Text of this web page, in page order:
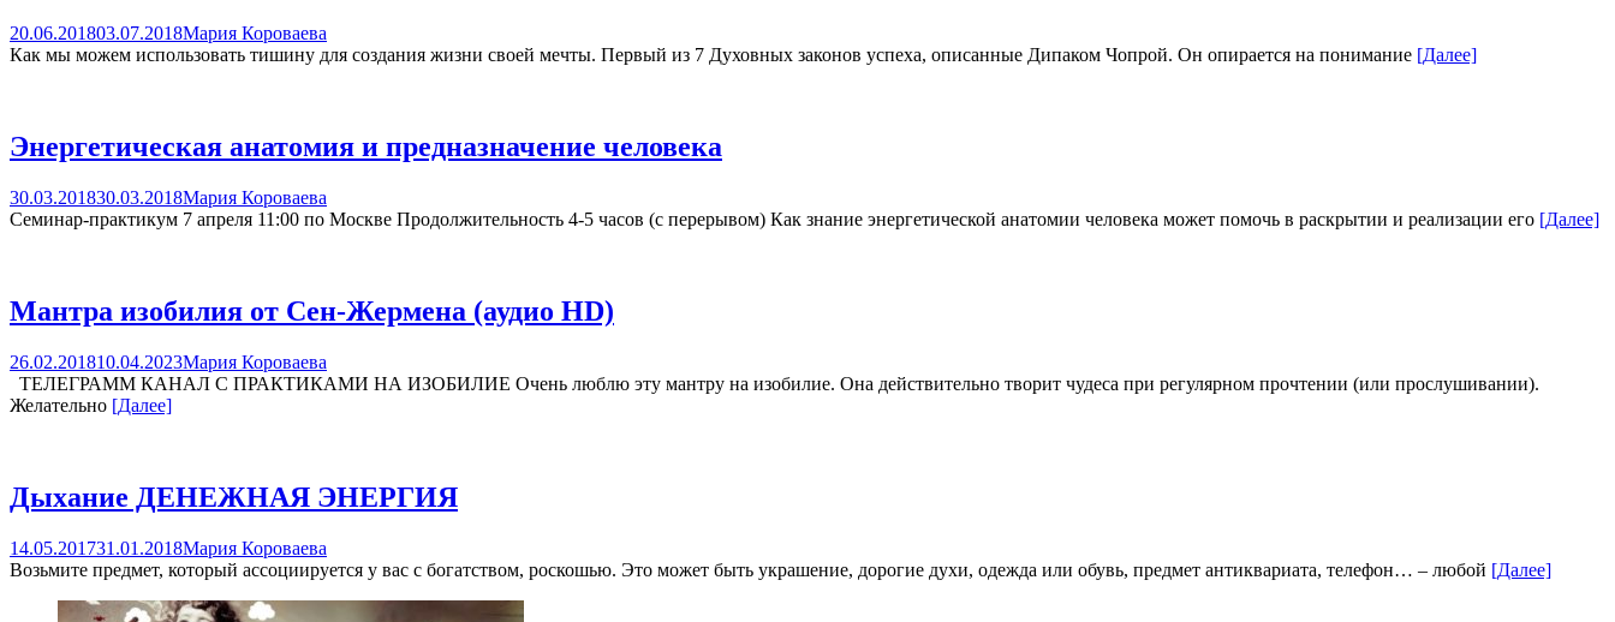
20.06.201803.07.2018Мария Короваева
Как мы можем использовать тишину для создания жизни своей мечты. Первый из 7 Духовных законов успеха, описанные Дипаком Чопрой. Он опирается на понимание [Далее]
Энергетическая анатомия и предназначение человека
30.03.201830.03.2018Мария Короваева
Семинар-практикум 7 апреля 11:00 по Москве Продолжительность 4-5 часов (с перерывом) Как знание энергетической анатомии человека может помочь в раскрытии и реализации его [Далее]
Мантра изобилия от Сен-Жермена (аудио HD)
26.02.201810.04.2023Мария Короваева
ТЕЛЕГРАММ КАНАЛ С ПРАКТИКАМИ НА ИЗОБИЛИЕ Очень люблю эту мантру на изобилие. Она действительно творит чудеса при регулярном прочтении (или прослушивании).
Желательно [Далее]
Дыхание ДЕНЕЖНАЯ ЭНЕРГИЯ
14.05.201731.01.2018Мария Короваева
Возьмите предмет, который ассоциируется у вас с богатством, роскошью. Это может быть украшение, дорогие духи, одежда или обувь, предмет антиквариата, телефон… – любой [Далее]